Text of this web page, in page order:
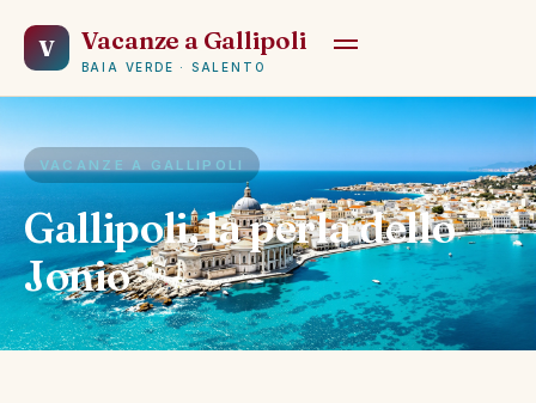
V Vacanze a Gallipoli
BAIA VERDE · SALENTO
VACANZE A GALLIPOLI
Gallipoli, la perla dello
Jonio